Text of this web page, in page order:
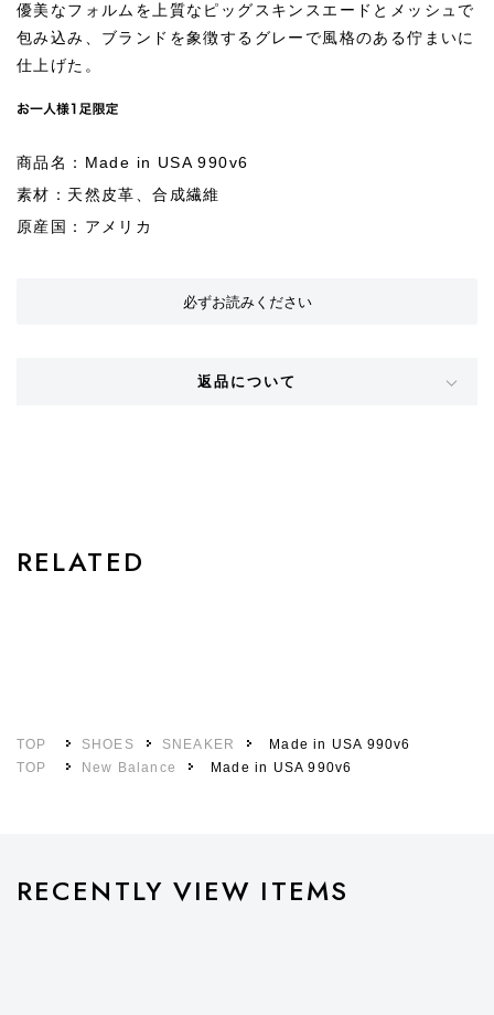
優美なフォルムを上質なピッグスキンスエードとメッシュで
包み込み、ブランドを象徴するグレーで風格のある佇まいに
仕上げた。
商品名：Made in USA 990v6
素材：天然皮革、合成繊維
原産国：アメリカ
必ずお読みください
返品について
RELATED
TOP SHOES SNEAKER
Made in USA 990v6
TOP
New Balance Made in USA 990v6
RECENTLY VIEW ITEMS